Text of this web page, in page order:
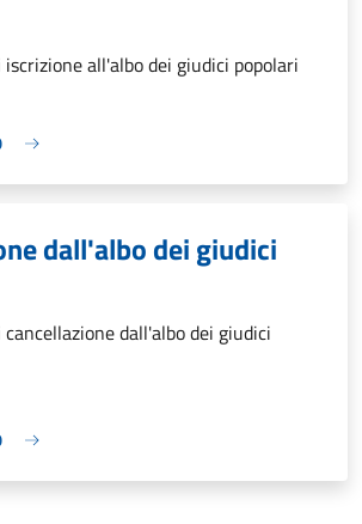
all'albo dei giudici popolari
dall'albo dei giudici
dall'albo dei giudici